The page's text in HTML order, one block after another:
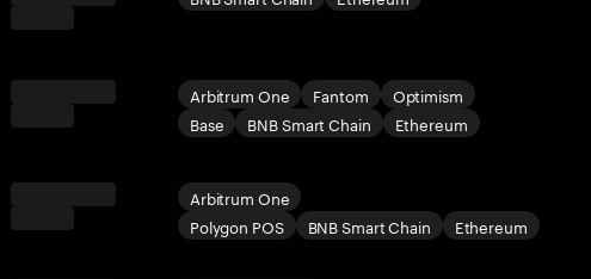
Ethereum
BNB Smart Chain
Base
Optimism
Fantom
Arbitrum One
Ethereum
BNB Smart Chain
Polygon POS
Arbitrum One